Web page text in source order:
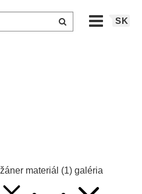
SK
žáner materiál (1) galéria